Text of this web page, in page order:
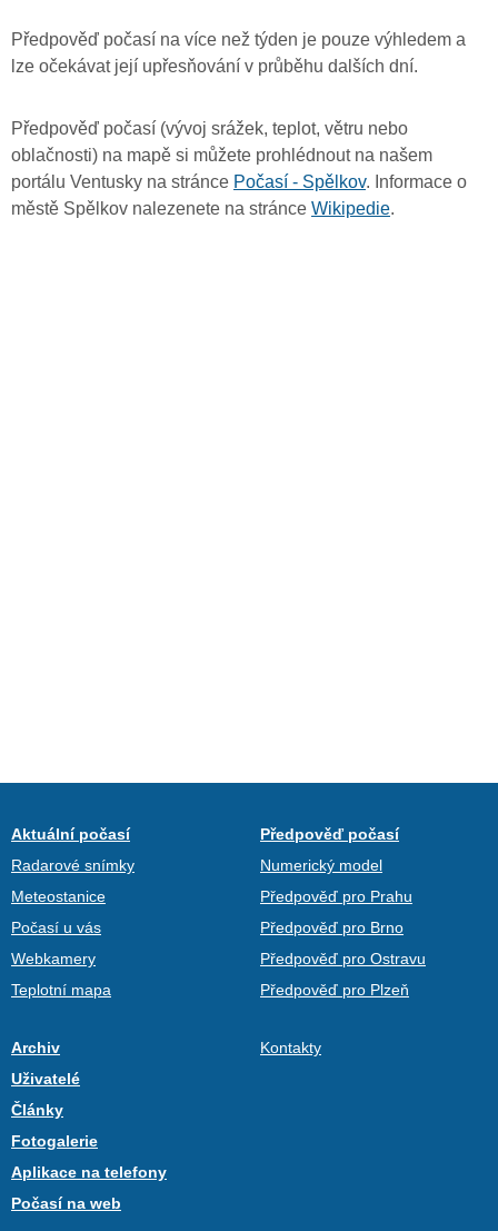
Předpověď počasí na více než týden je pouze výhledem a
lze očekávat její upřesňování v průběhu dalších dní.
Předpověď počasí (vývoj srážek, teplot, větru nebo
oblačnosti) na mapě si můžete prohlédnout na našem
portálu Ventusky na stránce Počasí - Spělkov. Informace o
městě Spělkov nalezenete na stránce Wikipedie.
Aktuální počasí
Radarové snímky
Meteostanice
Počasí u vás
Webkamery
Teplotní mapa
Předpověď počasí
Numerický model
Předpověď pro Prahu
Předpověď pro Brno
Předpověď pro Ostravu
Předpověď pro Plzeň
Archiv
Uživatelé
Články
Fotogalerie
Aplikace na telefony
Počasí na web
Kontakty